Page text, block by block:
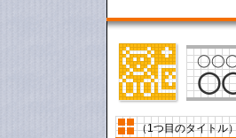
（1つ目のタイトル